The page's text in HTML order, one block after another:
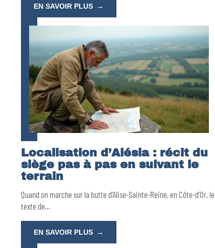
EN SAVOIR PLUS
Localisation d’Alésia : récit du
siège pas à pas en suivant le
terrain
Quand on marche sur la butte d'Alise-Sainte-Reine, en Côte-d'Or, le
texte de…
EN SAVOIR PLUS